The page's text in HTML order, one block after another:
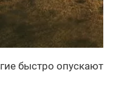
быстро опускают